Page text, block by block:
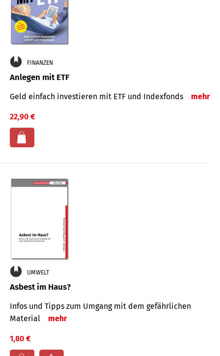
FINANZEN
Anlegen mit ETF
Geld einfach investieren mit ETF und Indexfonds mehr
22,90 €
UMWELT
Asbest im Haus?
Infos und Tipps zum Um­gang mit dem ge­fähr­lichen
Mate­rial
mehr
1,80 €